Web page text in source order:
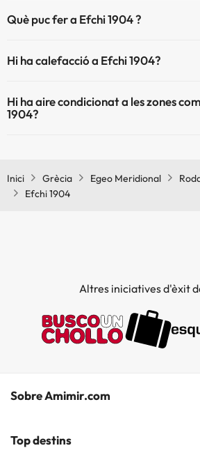
directe a l'hotel). Consulta les condicions.
Què puc fer a Efchi 1904 ?
pagament).
Hi ha calefacció a Efchi 1904?
Hi ha aire condicionat a les zones
1904?
Inici Grècia Egeo Meridional
Efchi 1904
Altres iniciatives d'èxit
Sobre Amimir.com
¿Qui som?
Top destins